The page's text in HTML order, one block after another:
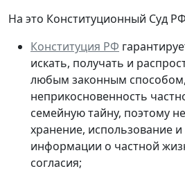
На это Конституционный Суд
Конституция РФ
искать, получать и
любым законным
неприкосновенность
семейную тайну, поэтому
хранение, использование
информации о частной
согласия;